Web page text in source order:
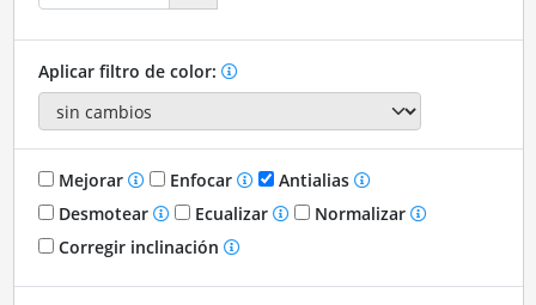
Aplicar filtro de color:
Mejorar Enfocar
Antialias
Desmotear
Ecualizar
Normalizar
Corregir inclinación